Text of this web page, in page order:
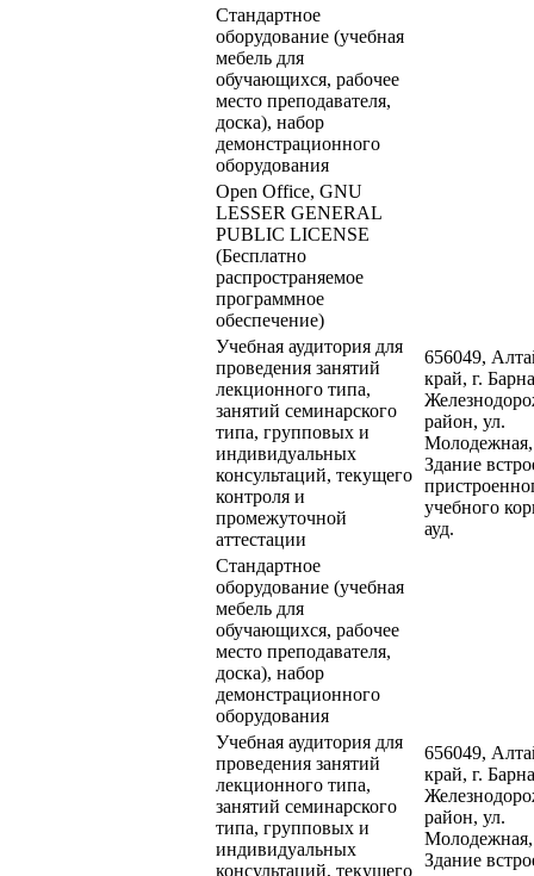
Стандартное
оборудование (учебная
мебель для
обучающихся, рабочее
место преподавателя,
доска), набор
демонстрационного
оборудования
Open Office, GNU
LESSER GENERAL
PUBLIC LICENSE
(Бесплатно
распространяемое
программное
обеспечение)
Учебная аудитория для
проведения занятий
лекционного типа,
занятий семинарского
типа, групповых и
индивидуальных
консультаций, текущего
контроля и
промежуточной
аттестации
656049,
край, г.
район, ул.
Здание
учебного
ауд.
Стандартное
оборудование (учебная
мебель для
обучающихся, рабочее
место преподавателя,
доска), набор
демонстрационного
оборудования
Учебная аудитория для
проведения занятий
лекционного типа,
занятий семинарского
типа, групповых и
индивидуальных
консультаций, текущего
656049,
край, г.
район, ул.
Здание